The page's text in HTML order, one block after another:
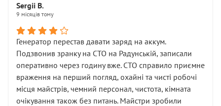
Sergii B.
9 місяців тому
Генератор перестав давати заряд на аккум.
Подзвонив зранку на СТО на Радунській, записали
оперативно через годину вже. СТО справило приємне
враження на перший погляд, охайні та чисті робочі
місця майстрів, чемний персонал, чистота, кімната
очікування також без питань. Майстри зробили